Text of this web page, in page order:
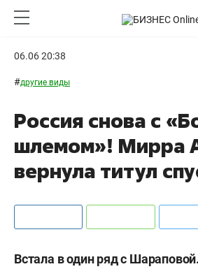
06.06 20:38
#другие виды
Россия снова с
шлемом»! Мирра
вернула титул
Встала в один ряд с Шараповой.